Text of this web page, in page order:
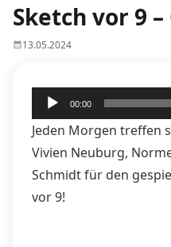
Sketch vor 9
13.05.2024
Audio-
Player
00:00
Jeden Morgen treffen
Vivien Neuburg,
Schmidt für den
vor 9!